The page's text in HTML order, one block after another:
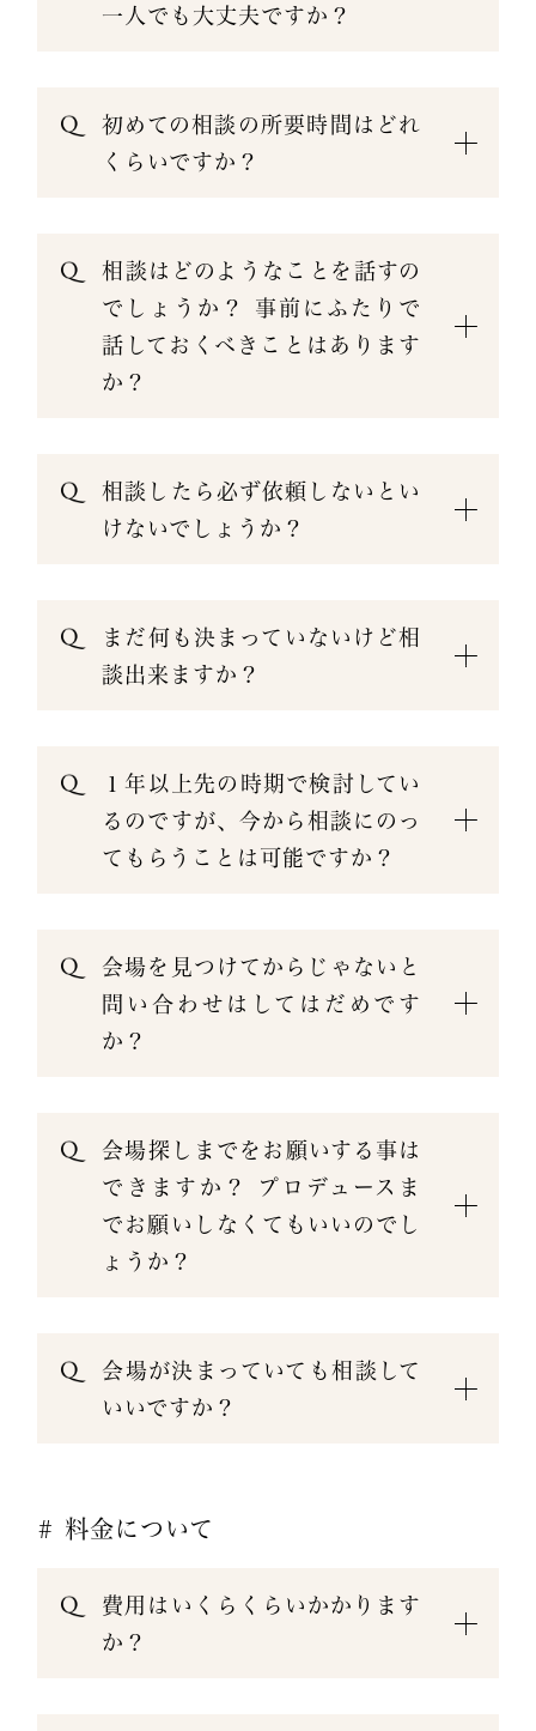
一人でも大丈夫ですか？
初めての相談の所要時間はどれ
くらいですか？
相談はどのようなことを話すの
でしょうか？ 事前にふたりで
話しておくべきことはあります
か？
相談したら必ず依頼しないとい
けないでしょうか？
まだ何も決まっていないけど相
談出来ますか？
１年以上先の時期で検討してい
るのですが、今から相談にのっ
てもらうことは可能ですか？
会場を見つけてからじゃないと
問い合わせはしてはだめです
か？
会場探しまでをお願いする事は
できますか？ プロデュースま
でお願いしなくてもいいのでし
ょうか？
会場が決まっていても相談して
いいですか？
# 料金について
費用はいくらくらいかかります
か？